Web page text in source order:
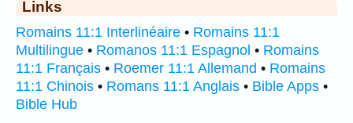
Links
Romains 11:1 Interlinéaire • Romains 11:1
Multilingue • Romanos 11:1 Espagnol • Romains
11:1 Français • Roemer 11:1 Allemand • Romains
11:1 Chinois • Romans 11:1 Anglais • Bible Apps •
Bible Hub